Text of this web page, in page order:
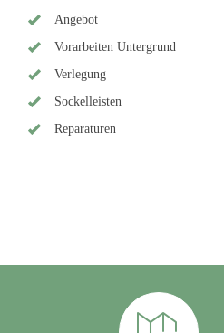
Angebot
Vorarbeiten Untergrund
Verlegung
Sockelleisten
Reparaturen